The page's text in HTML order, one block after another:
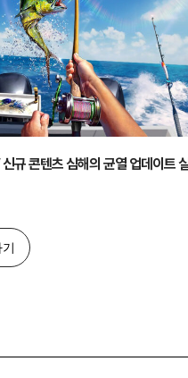
신규 콘텐츠 심해의 균열 업데이트